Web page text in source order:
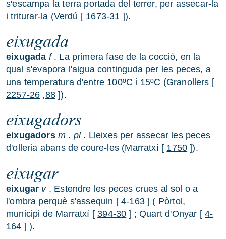
s'escampa la terra portada del terrer, per assecar-la
i triturar-la (Verdú [ 1673-31 ]).
eixugada
eixugada f. La primera fase de la cocció, en la
qual s'evapora l'aigua continguda per les peces, a
una temperatura d'entre 100ºC i 15ºC (Granollers [
2257-26 ,88 ]).
eixugadors
eixugadors m . pl. Lleixes per assecar les peces
d'olleria abans de coure-les (Marratxí [ 1750 ]).
eixugar
eixugar v. Estendre les peces crues al sol o a
l'ombra perquè s'assequin [4-163] ( Pòrtol,
municipi de Marratxí [394-30 ] ; Quart d'Onyar [4-
164 ] ).